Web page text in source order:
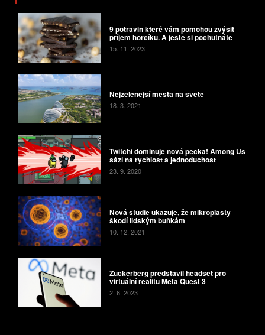
9 potravin které vám pomohou zvýšit
příjem hořčíku. A ještě si pochutnáte
15. 11. 2023
Nejzelenější města na světě
18. 3. 2021
Twitchi dominuje nová pecka! Among Us
sází na rychlost a jednoduchost
23. 9. 2020
Nová studie ukazuje, že mikroplasty
škodí lidským buňkám
10. 12. 2021
Zuckerberg představil headset pro
virtuální realitu Meta Quest 3
2. 6. 2023